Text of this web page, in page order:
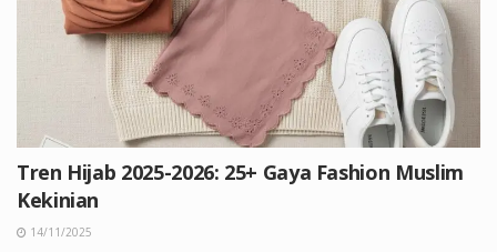
Tren Hijab 2025-2026: 25+ Gaya Fashion Muslim
Kekinian
14/11/2025